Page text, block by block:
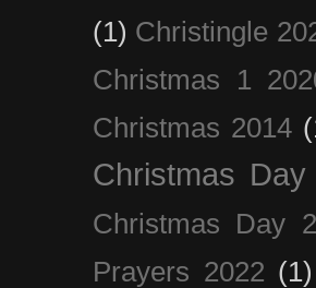
(1) Christingle
Christmas 1
Christmas 2014
Christmas Day
Christmas Day
Prayers 2022 (1)